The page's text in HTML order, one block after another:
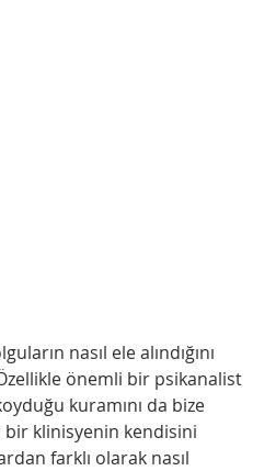
nasıl ele alındığını
önemli bir psikanalist
kuramını da bize
bir klinisyenin kendisini
farklı olarak nasıl